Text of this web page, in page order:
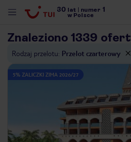
30 lat numer 1
w Polsce
Znaleziono 1339 ofert
Rodzaj przelotu: Przelot czarterowy
5% ZALICZKI ZIMA 2026/27